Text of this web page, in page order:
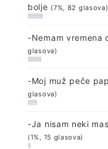
bolje (7%, 82 glasova)
-Nemam vremena
glasova)
-Moj muž peče
glasova)
-Ja nisam neki
(1%, 15 glasova)